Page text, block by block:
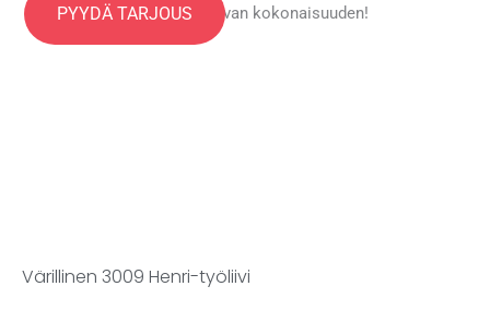
valitsemaan sinulle sopivan kokonaisuuden!
PYYDÄ TARJOUS
Värillinen 3009 Henri-työliivi